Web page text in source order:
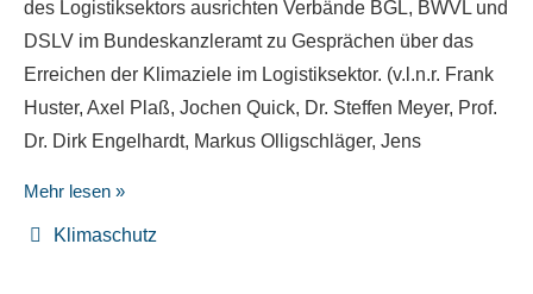
des Logistiksektors ausrichten Verbände BGL, BWVL und
DSLV im Bundeskanzleramt zu Gesprächen über das
Erreichen der Klimaziele im Logistiksektor. (v.l.n.r. Frank
Huster, Axel Plaß, Jochen Quick, Dr. Steffen Meyer, Prof.
Dr. Dirk Engelhardt, Markus Olligschläger, Jens
Mehr lesen »
Klimaschutz